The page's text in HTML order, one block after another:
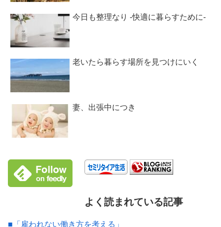
今日も整理なり -快適に暮らすために-
老いたら暮らす場所を見つけにいく
妻、出張中につき
よく読まれている記事
■「雇われない働き方を考える」